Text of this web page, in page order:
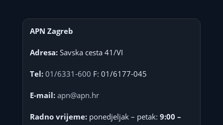
APN Zagreb
Adresa:Savska cesta 41/VI
Tel: 01/6331-600 F: 01/6177-045
E-mail: apn@apn.hr
Radno vrijeme:ponedjeljak – petak: 9:00 –